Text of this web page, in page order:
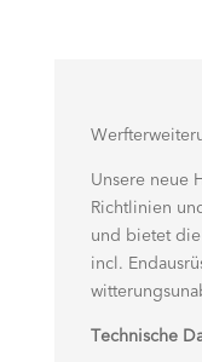
Unsere neue
Richtlinien
und bietet
incl.
Technische